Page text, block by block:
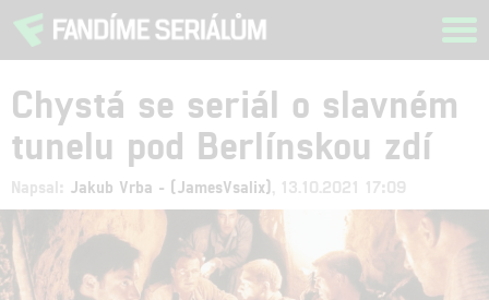
Chystá se seriál o slavném
tunelu pod Berlínskou zdí
Napsal: Jakub Vrba - (JamesVsalix) , 13.10.2021 17:09